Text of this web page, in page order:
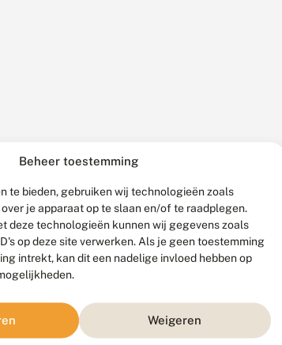
Beheer toestemming
te bieden, gebruiken wij technologieën zoals
je apparaat op te slaan en/of te raadplegen.
deze technologieën kunnen wij gegevens zoals
op deze site verwerken. Als je geen toestemming
intrekt, kan dit een nadelige invloed hebben op
Weigeren